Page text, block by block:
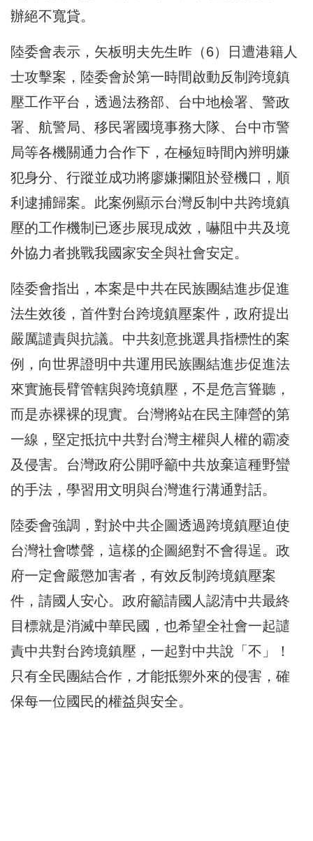
辦絕不寬貸。
陸委會表示，矢板明夫先生昨（6）日遭港籍人
士攻擊案，陸委會於第一時間啟動反制跨境鎮
壓工作平台，透過法務部、台中地檢署、警政
署、航警局、移民署國境事務大隊、台中市警
局等各機關通力合作下，在極短時間內辨明嫌
犯身分、行蹤並成功將廖嫌攔阻於登機口，順
利逮捕歸案。此案例顯示台灣反制中共跨境鎮
壓的工作機制已逐步展現成效，嚇阻中共及境
外協力者挑戰我國家安全與社會安定。
陸委會指出，本案是中共在民族團結進步促進
法生效後，首件對台跨境鎮壓案件，政府提出
嚴厲譴責與抗議。中共刻意挑選具指標性的案
例，向世界證明中共運用民族團結進步促進法
來實施長臂管轄與跨境鎮壓，不是危言聳聽，
而是赤裸裸的現實。台灣將站在民主陣營的第
一線，堅定抵抗中共對台灣主權與人權的霸凌
及侵害。台灣政府公開呼籲中共放棄這種野蠻
的手法，學習用文明與台灣進行溝通對話。
陸委會強調，對於中共企圖透過跨境鎮壓迫使
台灣社會噤聲，這樣的企圖絕對不會得逞。政
府一定會嚴懲加害者，有效反制跨境鎮壓案
件，請國人安心。政府籲請國人認清中共最終
目標就是消滅中華民國，也希望全社會一起譴
責中共對台跨境鎮壓，一起對中共說「不」！
只有全民團結合作，才能抵禦外來的侵害，確
保每一位國民的權益與安全。